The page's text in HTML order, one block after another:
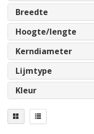
Breedte
Hoogte/lengte
Kerndiameter
Lijmtype
Kleur